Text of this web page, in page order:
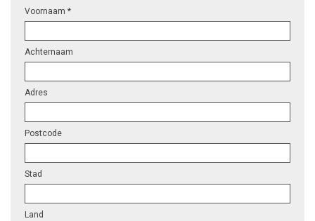
Voornaam *
Achternaam
Adres
Postcode
Stad
Land